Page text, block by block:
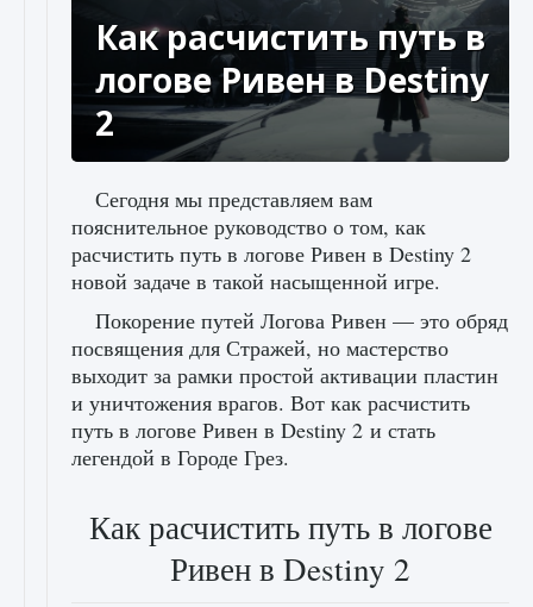
Как расчистить путь в
логове Ривен в Destiny
2
Сегодня мы представляем вам
пояснительное руководство о том, как
расчистить путь в логове Ривен в Destiny 2
новой задаче в такой насыщенной игре.
Покорение путей Логова Ривен — это обряд
посвящения для Стражей, но мастерство
выходит за рамки простой активации пластин
и уничтожения врагов. Вот как расчистить
путь в логове Ривен в Destiny 2 и стать
легендой в Городе Грез.
Как расчистить путь в логове
Ривен в Destiny 2